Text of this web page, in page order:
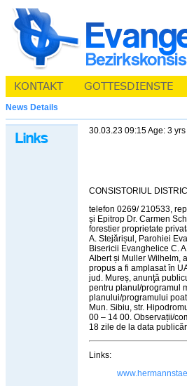
News Details
30.03.23 09:15 Age: 3 yrs
CONSISTORIUL
telefon 0269/ 210533,
și Epitrop Dr. Carmen
forestier proprietate
A. Stejărișul, Parohiei
Bisericii Evanghelice C.
Albert și Muller Wilhelm,
propus a fi amplasat în
jud. Mureș, anunţă
pentru planul/programul
planului/programului
Mun. Sibiu, str.
00 – 14 00. Observații/
18 zile de la data
Links: